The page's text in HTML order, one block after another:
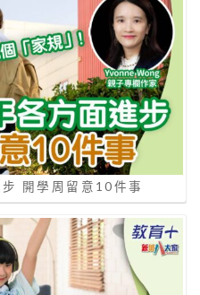
開學周留意10件事